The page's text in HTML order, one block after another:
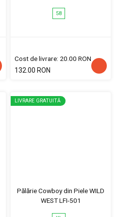
58
Cost de livrare: 20.00 RON
132.00 RON
LIVRARE GRATUITĂ
Pălărie Cowboy din Piele WILD
WEST LFI-501